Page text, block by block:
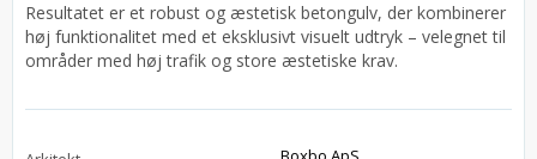
Resultatet er et robust og æstetisk betongulv, der kombinerer
høj funktionalitet med et eksklusivt visuelt udtryk – velegnet til
områder med høj trafik og store æstetiske krav.